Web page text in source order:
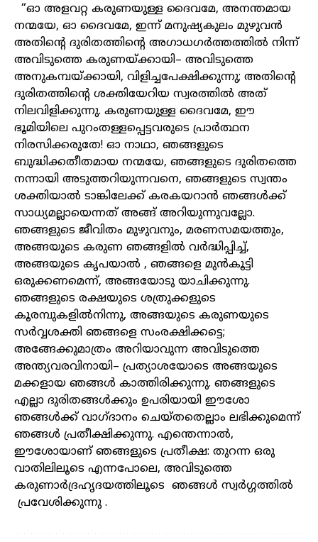
“ഓ അളവറ്റ കരുണയുള്ള ദൈവമേ, അനന്തമായ
നന്മയേ, ഓ ദൈവമേ, ഇന്ന് മനുഷ്യകുലം മുഴുവൻ
അതിന്റെ ദുരിതത്തിന്റെ അഗാധഗർത്തത്തിൽ നിന്ന്
അവിടുത്തെ കരുണയ്ക്കായി– അവിടുത്തെ
അനുകമ്പയ്ക്കായി, വിളിച്ചപേക്ഷിക്കുന്നു; അതിന്റെ
ദുരിതത്തിന്റെ ശക്തിയേറിയ സ്വരത്തിൽ അത്
നിലവിളിക്കുന്നു. കരുണയുള്ള ദൈവമേ, ഈ
ഭൂമിയിലെ പുറംതള്ളപ്പെട്ടവരുടെ പ്രാർത്ഥന
നിരസിക്കരുതേ! ഓ നാഥാ, ഞങ്ങളുടെ
ബുദ്ധിക്കതീതമായ നന്മയേ, ഞങ്ങളുടെ ദുരിതത്തെ
നന്നായി അടുത്തറിയുന്നവനെ, ഞങ്ങളുടെ സ്വന്തം
ശക്തിയാൽ ടാങ്കിലേക്ക് കരകയറാൻ ഞങ്ങൾക്ക്
സാധ്യമല്ലായെന്നത് അങ്ങ് അറിയുന്നുവല്ലോ.
ഞങ്ങളുടെ ജീവിതം മുഴുവനും, മരണസമയത്തും,
അങ്ങയുടെ കരുണ ഞങ്ങളിൽ വർദ്ധിപ്പിച്ച്,
അങ്ങയുടെ കൃപയാൽ , ഞങ്ങളെ മുൻകൂട്ടി
ഒരുക്കണമെന്ന്, അങ്ങയോടു യാചിക്കുന്നു.
ഞങ്ങളുടെ രക്ഷയുടെ ശത്രുക്കളുടെ
കൂരമ്പുകളിൽനിന്നു, അങ്ങയുടെ കരുണയുടെ
സർവ്വശക്തി ഞങ്ങളെ സംരക്ഷിക്കട്ടെ;
അങ്ങേക്കുമാത്രം അറിയാവുന്ന അവിടുത്തെ
അന്ത്യവരവിനായി– പ്രത്യാശയോടെ അങ്ങയുടെ
മക്കളായ ഞങ്ങൾ കാത്തിരിക്കുന്നു. ഞങ്ങളുടെ
എല്ലാ ദുരിതങ്ങൾക്കും ഉപരിയായി ഈശോ
ഞങ്ങൾക്ക് വാഗ്ദാനം ചെയ്തതെല്ലാം ലഭിക്കുമെന്ന്
ഞങ്ങൾ പ്രതീക്ഷിക്കുന്നു. എന്തെന്നാൽ,
ഈശോയാണ് ഞങ്ങളുടെ പ്രതീക്ഷ: തുറന്ന ഒരു
വാതിലിലൂടെ എന്നപോലെ, അവിടുത്തെ
കരുണാർദ്രഹൃദയത്തിലൂടെ ഞങ്ങൾ സ്വർഗ്ഗത്തിൽ
പ്രവേശിക്കുന്നു .